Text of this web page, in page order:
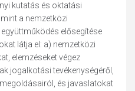
kutatás és oktatási
a nemzetközi
elősegítése
látja el: a) nemzetközi
elemzéseket végez
jogalkotási tevékenységéről,
és javaslatokat